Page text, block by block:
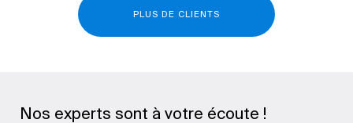
PLUS DE CLIENTS
Nos experts sont à votre écoute !